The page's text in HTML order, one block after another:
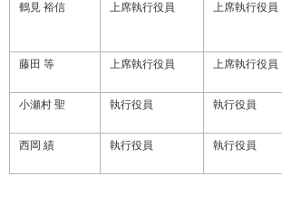
鶴見 裕信
上席執行役員 上席執行役員
藤田 等 上席執行役員 上席執行役員
小瀬村 聖 執行役員 執行役員
西岡 績 執行役員 執行役員